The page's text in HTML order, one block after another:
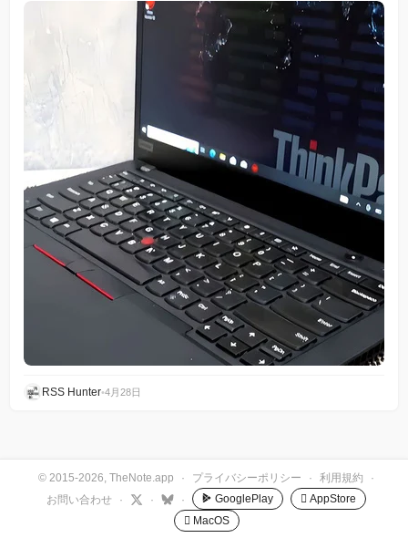
RSS Hunter•4月28日
© 2015-2026, TheNote.app · プライバシーポリシー · 利用規約
·
お問い合わせ
· · · GooglePlay
 AppStore
 MacOS